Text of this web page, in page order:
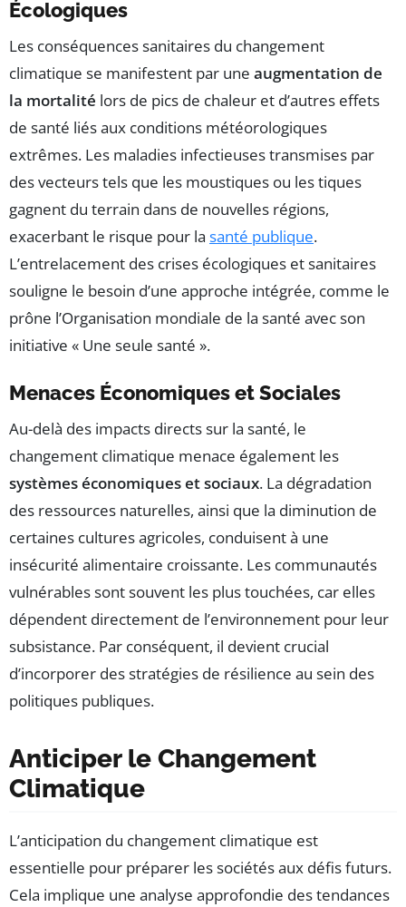
Écologiques
Les conséquences sanitaires du changement
climatique se manifestent par une augmentation de
la mortalité lors de pics de chaleur et d’autres effets
de santé liés aux conditions météorologiques
extrêmes. Les maladies infectieuses transmises par
des vecteurs tels que les moustiques ou les tiques
gagnent du terrain dans de nouvelles régions,
exacerbant le risque pour la santé publique.
L’entrelacement des crises écologiques et sanitaires
souligne le besoin d’une approche intégrée, comme le
prône l’Organisation mondiale de la santé avec son
initiative « Une seule santé ».
Menaces Économiques et Sociales
Au-delà des impacts directs sur la santé, le
changement climatique menace également les
systèmes économiques et sociaux. La dégradation
des ressources naturelles, ainsi que la diminution de
certaines cultures agricoles, conduisent à une
insécurité alimentaire croissante. Les communautés
vulnérables sont souvent les plus touchées, car elles
dépendent directement de l’environnement pour leur
subsistance. Par conséquent, il devient crucial
d’incorporer des stratégies de résilience au sein des
politiques publiques.
Anticiper le Changement
Climatique
L’anticipation du changement climatique est
essentielle pour préparer les sociétés aux défis futurs.
Cela implique une analyse approfondie des tendances